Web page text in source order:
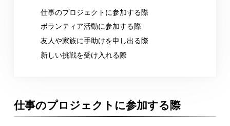
仕事のプロジェクトに参加する際
ボランティア活動に参加する際
友人や家族に手助けを申し出る際
新しい挑戦を受け入れる際
仕事のプロジェクトに参加する際